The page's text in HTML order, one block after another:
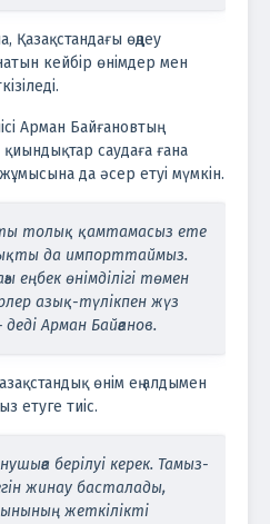
өңдеу
кейбір өнімдер мен
Арман Байғановтың
қиындықтар саудаға ғана
жұмысына да әсер етуі мүмкін.
толық қамтамасыз ете
да импорттаймыз.
еңбек өнімділігі төмен
азық-түлікпен жүз
Арман Байғанов.
өнім ең алдымен
етуге тиіс.
берілуі керек. Тамыз-
жинау басталады,
жеткілікті